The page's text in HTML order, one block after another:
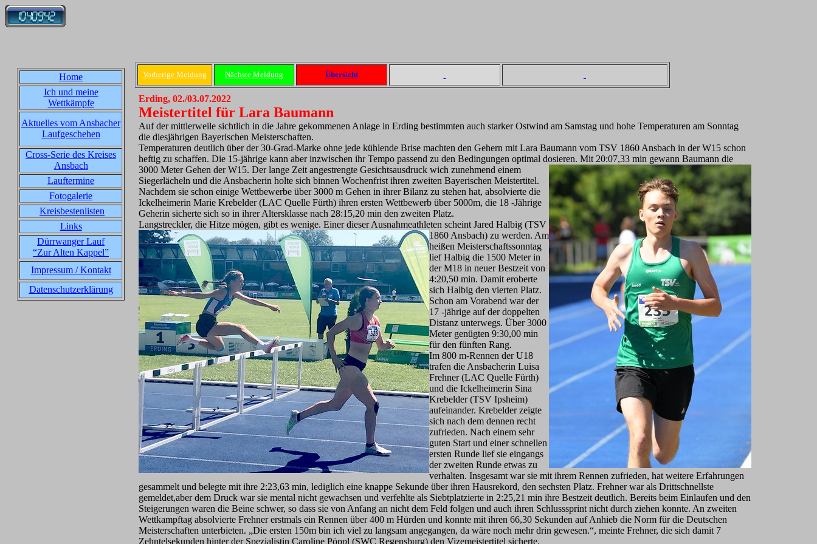
Home
Ich und meine
Wettkämpfe
Aktuelles vom Ansbacher
Laufgeschehen
Cross-Serie des Kreises
Ansbach
Lauftermine
Fotogalerie
Kreisbestenlisten
Links
Dürrwanger Lauf
“Zur Alten Kappel”
Impressum / Kontakt
Datenschutzerklärung
Vorherige Meldung Nächste Meldung Übersicht
Erding, 02./03.07.2022
Meistertitel für Lara Baumann
Auf der mittlerweile sichtlich in die Jahre gekommenen Anlage in Erding bestimmten auch starker Ostwind am Samstag und hohe Temperaturen am Sonntag
die diesjährigen Bayerischen Meisterschaften.
Temperaturen deutlich über der 30-Grad-Marke ohne jede kühlende Brise machten den Gehern mit Lara Baumann vom TSV 1860 Ansbach in der W15 schon
heftig zu schaffen. Die 15-jährige kann aber inzwischen ihr Tempo passend zu den Bedingungen optimal dosieren. Mit 20:07,33 min gewann Baumann die
3000 Meter Gehen der W15. Der lange Zeit angestrengte Gesichtsausdruck wich zunehmend einem
Siegerlächeln und die Ansbacherin holte sich binnen Wochenfrist ihren zweiten Bayerischen Meistertitel.
Nachdem sie schon einige Wettbewerbe über 3000 m Gehen in ihrer Bilanz zu stehen hat, absolvierte die
Ickelheimerin Marie Krebelder (LAC Quelle Fürth) ihren ersten Wettbewerb über 5000m, die 18 -Jährige
Geherin sicherte sich so in ihrer Altersklasse nach 28:15,20 min den zweiten Platz.
Langstreckler, die Hitze mögen, gibt es wenige. Einer dieser Ausnahmeathleten scheint Jared Halbig (TSV
1860 Ansbach) zu werden. Am
heißen Meisterschaftssonntag
lief Halbig die 1500 Meter in
der M18 in neuer Bestzeit von
4:20,50 min. Damit eroberte
sich Halbig den vierten Platz.
Schon am Vorabend war der
17 -jährige auf der doppelten
Distanz unterwegs. Über 3000
Meter genügten 9:30,00 min
für den fünften Rang.
Im 800 m-Rennen der U18
trafen die Ansbacherin Luisa
Frehner (LAC Quelle Fürth)
und die Ickelheimerin Sina
Krebelder (TSV Ipsheim)
aufeinander. Krebelder zeigte
sich nach dem dennen recht
zufrieden. Nach einem sehr
guten Start und einer schnellen
ersten Runde lief sie eingangs
der zweiten Runde etwas zu
verhalten. Insgesamt war sie mit ihrem Rennen zufrieden, hat weitere Erfahrungen
gesammelt und belegte mit ihre 2:23,63 min, lediglich eine knappe Sekunde über ihren Hausrekord, den sechsten Platz. Frehner war als Drittschnellste
gemeldet,aber dem Druck war sie mental nicht gewachsen und verfehlte als Siebtplatzierte in 2:25,21 min ihre Bestzeit deutlich. Bereits beim Einlaufen und den
Steigerungen waren die Beine schwer, so dass sie von Anfang an nicht dem Feld folgen und auch ihren Schlusssprint nicht durch ziehen konnte. An zweiten
Wettkampftag absolvierte Frehner erstmals ein Rennen über 400 m Hürden und konnte mit ihren 66,30 Sekunden auf Anhieb die Norm für die Deutschen
Meisterschaften unterbieten. „Die ersten 150m bin ich viel zu langsam angegangen, da wäre noch mehr drin gewesen.“, meinte Frehner, die sich damit 7
Zehntelsekunden hinter der Spezialistin Caroline Pöppl (SWC Regensburg) den Vizemeistertitel sicherte.